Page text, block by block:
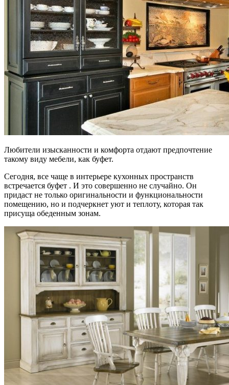
Любители изысканности и комфорта отдают предпочтение
такому виду мебели, как буфет.
Сегодня, все чаще в интерьере кухонных пространств
встречается буфет . И это совершенно не случайно. Он
придаст не только оригинальности и функциональности
помещению, но и подчеркнет уют и теплоту, которая так
присуща обеденным зонам.